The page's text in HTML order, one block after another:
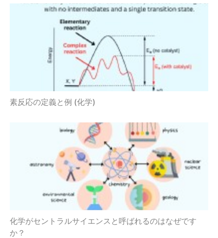
素反応の定義と例 (化学)
化学がセントラルサイエンスと呼ばれるのはなぜです
か？